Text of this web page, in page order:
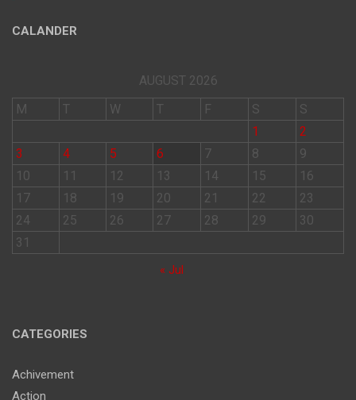
CALANDER
AUGUST 2026
M
T W T F S
S
1
2
3
4 5 6 7 8
9
10
11 12 13 14 15
16
17
18 19 20 21 22
23
24
25 26 27 28 29
30
31
« Jul
CATEGORIES
Achivement
Action